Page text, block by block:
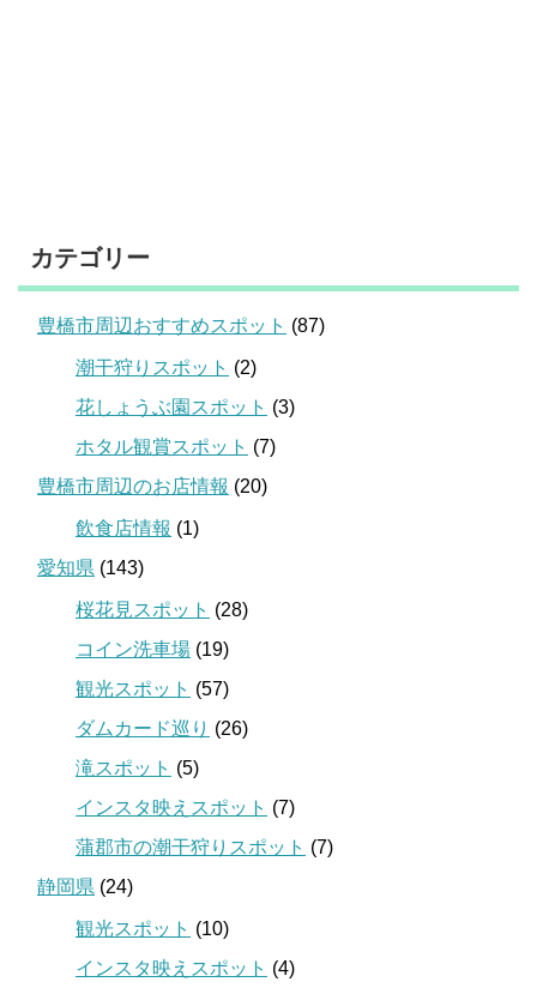
カテゴリー
豊橋市周辺おすすめスポット (87)
潮干狩りスポット (2)
花しょうぶ園スポット (3)
ホタル観賞スポット (7)
豊橋市周辺のお店情報 (20)
飲食店情報 (1)
愛知県 (143)
桜花見スポット (28)
コイン洗車場 (19)
観光スポット (57)
ダムカード巡り (26)
滝スポット (5)
インスタ映えスポット (7)
蒲郡市の潮干狩りスポット (7)
静岡県 (24)
観光スポット (10)
インスタ映えスポット (4)